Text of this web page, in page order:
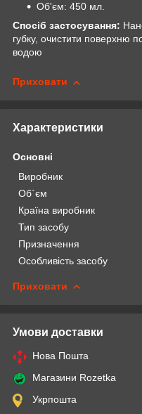
Об'єм: 450 мл.
Спосіб застосування:
губку, очистити поверхню
водою
Приховати
Характеристики
Основні
Виробник
Об`єм
Країна виробник
Тип засобу
Призначення
Особливість засобу
Приховати
Умови доставки
Нова Пошта
Магазини Rozetka
Укрпошта